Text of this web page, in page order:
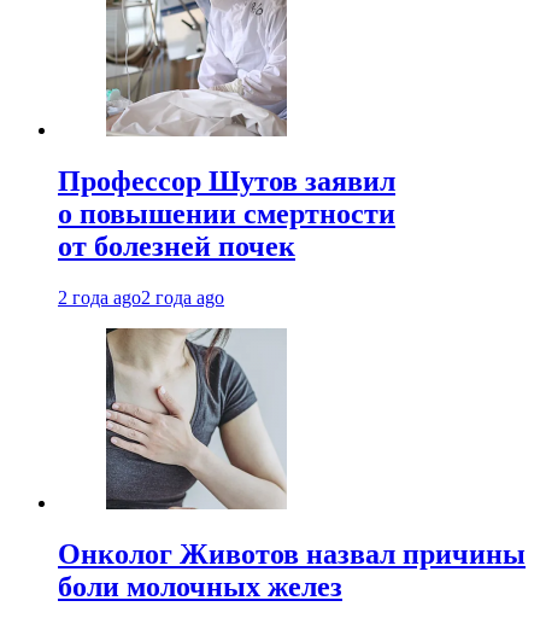
Профессор Шутов заявил
о повышении смертности
от болезней почек
2 года ago2 года ago
Онколог Животов назвал причины
боли молочных желез